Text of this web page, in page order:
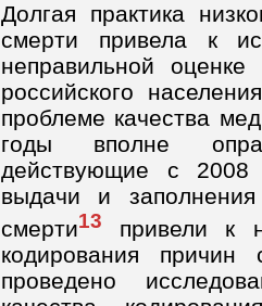
Долгая практика
смерти привела к
неправильной
российского
проблеме качества
годы вполне
действующие с 2008
выдачи и
смерти13 привели к
кодирования
проведено